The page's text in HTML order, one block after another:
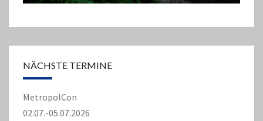
NÄCHSTE TERMINE
MetropolCon
02.07.-05.07.2026